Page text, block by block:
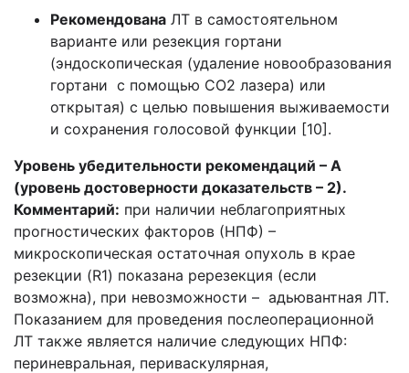
Рекомендована ЛТ в самостоятельном
варианте или резекция гортани
(эндоскопическая (удаление новообразования
гортани с помощью СО2 лазера) или
открытая) с целью повышения выживаемости
и сохранения голосовой функции [10].
Уровень убедительности рекомендаций – А
(уровень достоверности доказательств – 2).
Комментарий: при наличии неблагоприятных
прогностических факторов (НПФ) –
микроскопическая остаточная опухоль в крае
резекции (R1) показана ререзекция (если
возможна), при невозможности – адьювантная ЛТ.
Показанием для проведения послеоперационной
ЛТ также является наличие следующих НПФ:
периневральная, периваскулярная,